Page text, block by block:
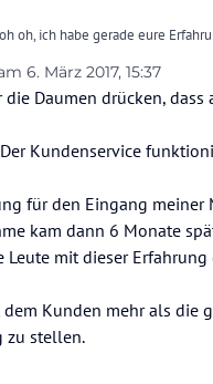
oh, ich habe gerade eure
wird. Wir haben im
Rundreise durch Israel über
keine Reiseunterlagen
wurde gesagt das mit
geschickt wurden. In unseren
steht das die
Regel ab der 4. Woche vor
Naja, knapp daneben
Ich
interessante Rundreise
berichten, so oder so
6. März 2017, 15:37
von
Daumen drücken, dass
Kundenservice
für den Eingang meiner
kam dann 6 Monate
mit dieser Erfahrung
dem Kunden mehr als die
zu stellen.